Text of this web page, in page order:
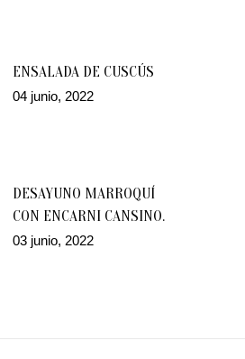
ENSALADA DE CUSCÚS
04 junio, 2022
DESAYUNO MARROQUÍ
CON ENCARNI CANSINO.
03 junio, 2022